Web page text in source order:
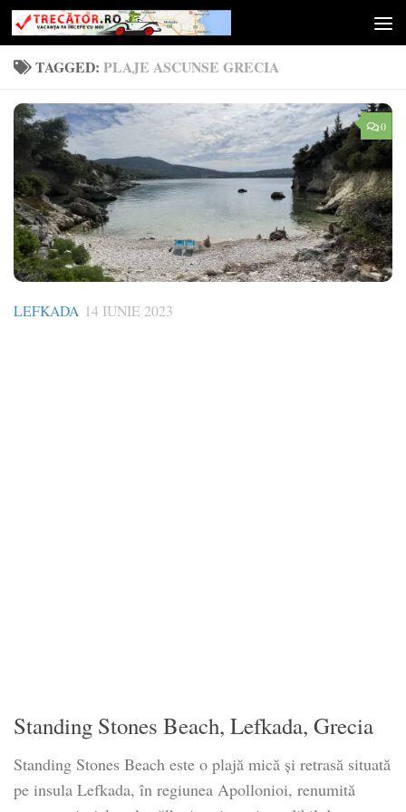
Skip to content
TAGGED: PLAJE ASCUNSE GRECIA
0
LEFKADA 14 IUNIE 2023
Standing Stones Beach, Lefkada, Grecia
Standing Stones Beach este o plajă mică și retrasă situată
pe insula Lefkada, în regiunea Apollonioi, renumită